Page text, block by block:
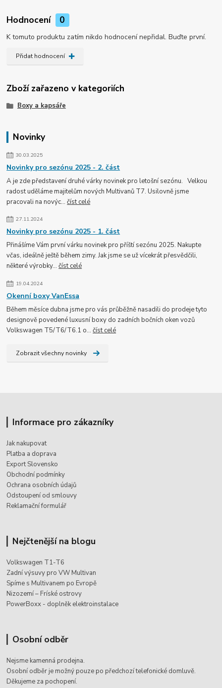
Novinky
30.03.2025
Novinky pro sezónu 2025 - 2. část
A je zde představení druhé várky novinek pro letošní sezónu. Velkou
radost uděláme majitelům nových Multivanů T7. Usilovně jsme
pracovali na novýc...číst celé
27.11.2024
Novinky pro sezónu 2025 - 1. část
Přinášíme Vám první várku novinek pro příští sezónu 2025. Nakupte
včas, ideálně ještě během zimy. Jak jsme se už vícekrát přesvědčili,
některé výrobky...číst celé
19.04.2024
Okenní boxy VanEssa
Během měsíce dubna jsme pro vás průběžně nasadili do prodeje tyto
designově povedené luxusní boxy do zadních bočních oken vozů
Volkswagen T5/T6/T6.1 o...číst celé
Zobrazit všechny novinky
Hodnocení 0
K tomuto produktu zatím nikdo hodnocení nepřidal. Buďte první.
Přidat hodnocení
Zboží zařazeno v kategoriích
Boxy a kapsáře
Informace pro zákazníky
Jak nakupovat
Platba a doprava
Export Slovensko
Obchodní podmínky
Ochrana osobních údajů
Odstoupení od smlouvy
Reklamační formulář
Nejčtenější na blogu
Volkswagen T1-T6
Zadní výsuvy pro VW Multivan
Spíme s Multivanem po Evropě
Nizozemí – Fríské ostrovy
PowerBoxx - doplněk elektroinstalace
Osobní odběr
Nejsme kamenná prodejna.
Osobní odběr je možný pouze po předchozí telefonické domluvě.
Děkujeme za pochopení.